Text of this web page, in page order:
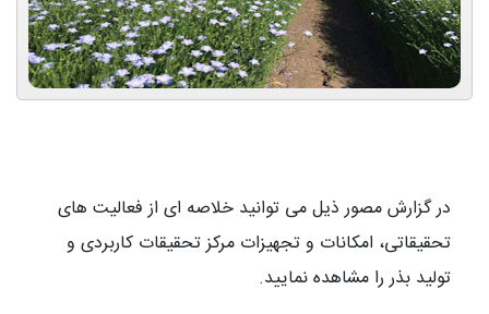
در گزارش مصور ذیل می توانید خلاصه ای از فعالیت های
تحقیقاتی، امکانات و تجهیزات مرکز تحقیقات کاربردی و
تولید بذر را مشاهده نمایید.